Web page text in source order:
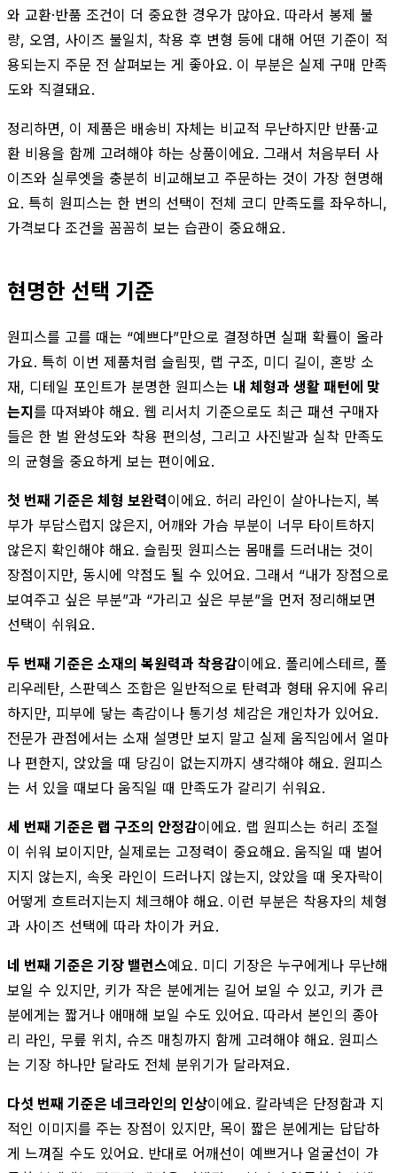
와 교환·반품 조건이 더 중요한 경우가 많아요. 따라서 봉제 불
량, 오염, 사이즈 불일치, 착용 후 변형 등에 대해 어떤 기준이 적
용되는지 주문 전 살펴보는 게 좋아요. 이 부분은 실제 구매 만족
도와 직결돼요.
정리하면, 이 제품은 배송비 자체는 비교적 무난하지만 반품·교
환 비용을 함께 고려해야 하는 상품이에요. 그래서 처음부터 사
이즈와 실루엣을 충분히 비교해보고 주문하는 것이 가장 현명해
요. 특히 원피스는 한 번의 선택이 전체 코디 만족도를 좌우하니,
가격보다 조건을 꼼꼼히 보는 습관이 중요해요.
현명한 선택 기준
원피스를 고를 때는 “예쁘다”만으로 결정하면 실패 확률이 올라
가요. 특히 이번 제품처럼 슬림핏, 랩 구조, 미디 길이, 혼방 소
재, 디테일 포인트가 분명한 원피스는 내 체형과 생활 패턴에 맞
는지를 따져봐야 해요. 웹 리서치 기준으로도 최근 패션 구매자
들은 한 벌 완성도와 착용 편의성, 그리고 사진발과 실착 만족도
의 균형을 중요하게 보는 편이에요.
첫 번째 기준은 체형 보완력이에요. 허리 라인이 살아나는지, 복
부가 부담스럽지 않은지, 어깨와 가슴 부분이 너무 타이트하지
않은지 확인해야 해요. 슬림핏 원피스는 몸매를 드러내는 것이
장점이지만, 동시에 약점도 될 수 있어요. 그래서 “내가 장점으로
보여주고 싶은 부분”과 “가리고 싶은 부분”을 먼저 정리해보면
선택이 쉬워요.
두 번째 기준은 소재의 복원력과 착용감이에요. 폴리에스테르, 폴
리우레탄, 스판덱스 조합은 일반적으로 탄력과 형태 유지에 유리
하지만, 피부에 닿는 촉감이나 통기성 체감은 개인차가 있어요.
전문가 관점에서는 소재 설명만 보지 말고 실제 움직임에서 얼마
나 편한지, 앉았을 때 당김이 없는지까지 생각해야 해요. 원피스
는 서 있을 때보다 움직일 때 만족도가 갈리기 쉬워요.
세 번째 기준은 랩 구조의 안정감이에요. 랩 원피스는 허리 조절
이 쉬워 보이지만, 실제로는 고정력이 중요해요. 움직일 때 벌어
지지 않는지, 속옷 라인이 드러나지 않는지, 앉았을 때 옷자락이
어떻게 흐트러지는지 체크해야 해요. 이런 부분은 착용자의 체형
과 사이즈 선택에 따라 차이가 커요.
네 번째 기준은 기장 밸런스예요. 미디 기장은 누구에게나 무난해
보일 수 있지만, 키가 작은 분에게는 길어 보일 수 있고, 키가 큰
분에게는 짧거나 애매해 보일 수도 있어요. 따라서 본인의 종아
리 라인, 무릎 위치, 슈즈 매칭까지 함께 고려해야 해요. 원피스
는 기장 하나만 달라도 전체 분위기가 달라져요.
다섯 번째 기준은 네크라인의 인상이에요. 칼라넥은 단정함과 지
적인 이미지를 주는 장점이 있지만, 목이 짧은 분에게는 답답하
게 느껴질 수도 있어요. 반대로 어깨선이 예쁘거나 얼굴선이 갸